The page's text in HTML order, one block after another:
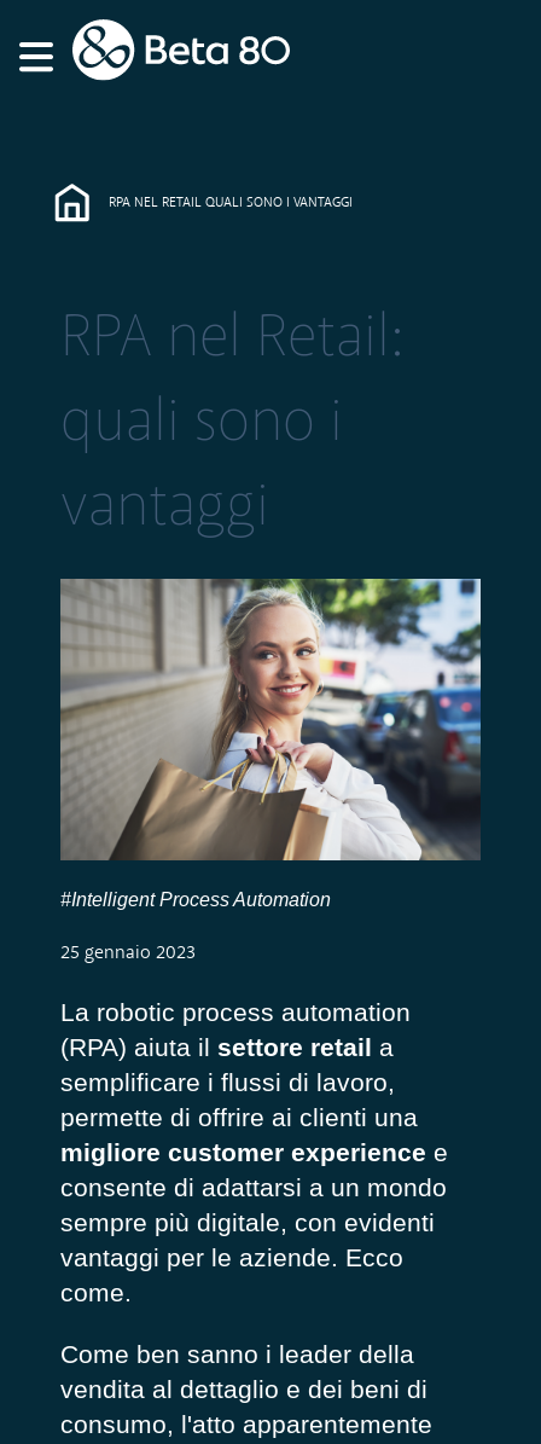
RPA NEL RETAIL QUALI SONO I VANTAGGI
RPA nel Retail:
quali sono i
vantaggi
#Intelligent Process Automation
25 gennaio 2023
La robotic process automation
(RPA) aiuta il settore retail a
semplificare i flussi di lavoro,
permette di offrire ai clienti una
migliore customer experience e
consente di adattarsi a un mondo
sempre più digitale, con evidenti
vantaggi per le aziende. Ecco
come.
Come ben sanno i leader della
vendita al dettaglio e dei beni di
consumo, l'atto apparentemente